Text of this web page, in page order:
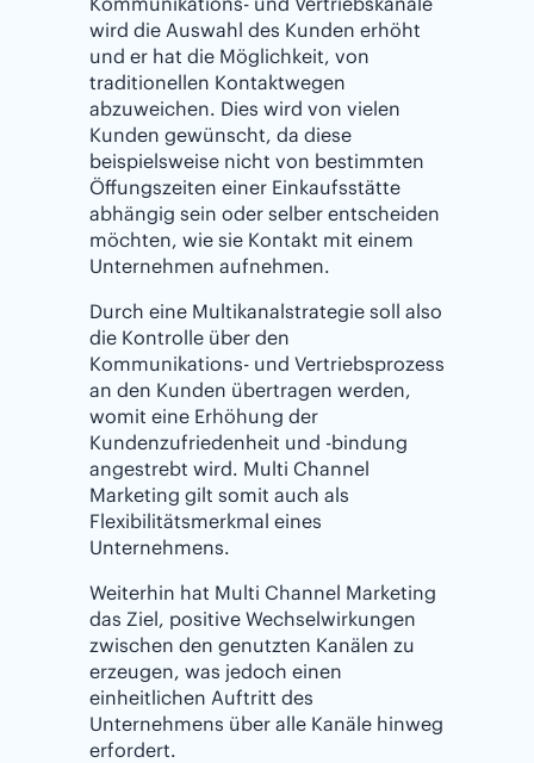
wird die Auswahl des Kunden erhöht
und er hat die Möglichkeit, von
traditionellen Kontaktwegen
abzuweichen. Dies wird von vielen
Kunden gewünscht, da diese
beispielsweise nicht von bestimmten
Öffungszeiten einer Einkaufsstätte
abhängig sein oder selber entscheiden
möchten, wie sie Kontakt mit einem
Unternehmen aufnehmen.
Durch eine Multikanalstrategie soll also
die Kontrolle über den
Kommunikations- und Vertriebsprozess
an den Kunden übertragen werden,
womit eine Erhöhung der
Kundenzufriedenheit und -bindung
angestrebt wird. Multi Channel
Marketing gilt somit auch als
Flexibilitätsmerkmal eines
Unternehmens.
Weiterhin hat Multi Channel Marketing
das Ziel, positive Wechselwirkungen
zwischen den genutzten Kanälen zu
erzeugen, was jedoch einen
einheitlichen Auftritt des
Unternehmens über alle Kanäle hinweg
erfordert.